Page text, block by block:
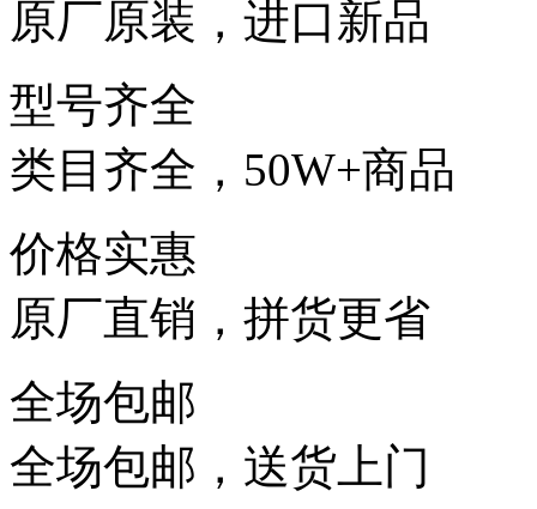
原厂原装，进口新品
型号齐全
类目齐全，50W+商品
价格实惠
原厂直销，拼货更省
全场包邮
全场包邮，送货上门